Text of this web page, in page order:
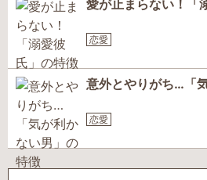
愛が止まらない！「
恋愛
意外とやりがち…「
恋愛